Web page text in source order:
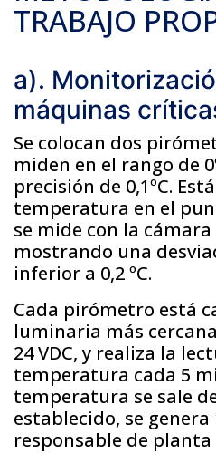
TRABAJO
a).
máquinas
Se colocan dos
miden en el rango de
precisión de 0,1ºC.
temperatura en el
se mide con la
mostrando una
inferior a 0,2 ºC.
Cada pirómetro está
luminaria más
24 VDC, y realiza la
temperatura cada 5
temperatura se sale
establecido, se
responsable de